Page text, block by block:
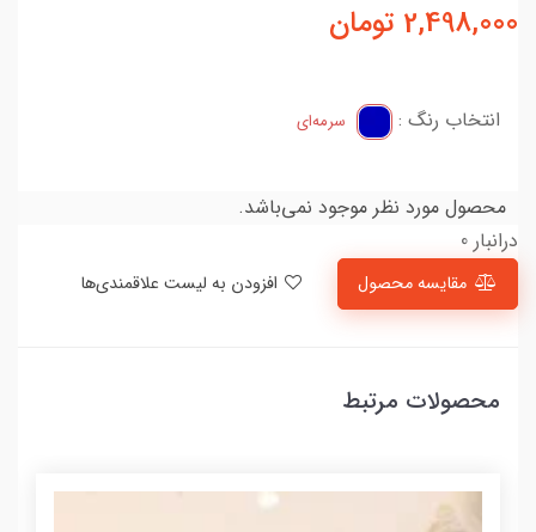
2,498,000 تومان
انتخاب رنگ : سرمه‌ای
محصول مورد نظر موجود نمی‌باشد.
درانبار 0
مقایسه محصول
محصولات مرتبط